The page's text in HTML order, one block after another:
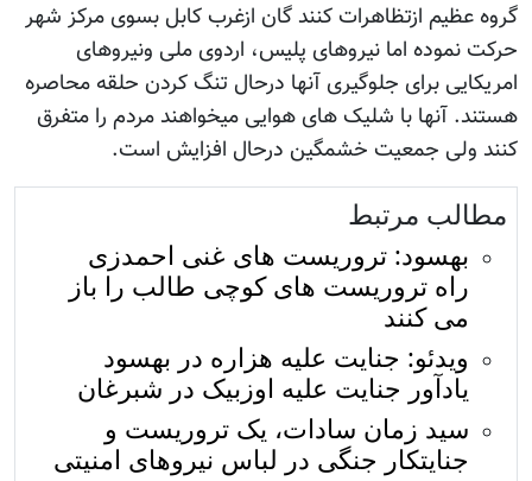
گروه عظیم ازتظاهرات کنند گان ازغرب کابل بسوی مرکز شهر
حرکت نموده اما نیروهای پلیس، اردوی ملی ونیروهای
امریکایی برای جلوگیری آنها درحال تنگ کردن حلقه محاصره
هستند. آنها با شلیک های هوایی میخواهند مردم را متفرق
کنند ولی جمعیت خشمگین درحال افزایش است.
مطالب مرتبط
بهسود: تروریست های غنی احمدزی
راه تروریست های کوچی طالب را باز
می کنند
ویدئو: جنایت علیه هزاره در بهسود
یادآور جنایت علیه اوزبیک در شبرغان
سید زمان سادات، یک تروریست و
جنایتکار جنگی در لباس نیروهای امنیتی